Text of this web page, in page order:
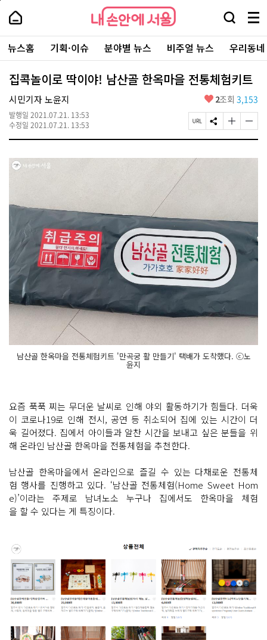
본
로
가
내
손
안
에
서
울
-
서
울
시
대
표
소
포
털
내
손
에
울
검
창
열
기
메
뉴
전
체
보
주
요
서
뉴스홈 기획·이슈 분야별 뉴스 비주얼 뉴스 우리동
집콕놀이로 딱이야! 남산골 한옥마을 전통체험키트
시민기자 노윤지
발행일 2021.07.21. 13:53
수정일 2021.07.21. 13:53
좋
요
2조회 3,153
페
이
U
S
N
공
글
자
기
기
글
자
기
남산골 한옥마을 전통체험키트 '만곡궁 활 만들기' 택배가 도착했다. ⓒ노
윤지
요즘 푹푹 찌는 무더운 날씨로 인해 야외 활동하기가 힘들다. 더욱
이 코로나19로 인해 전시, 공연 등 취소되어 집에 있는 시간이 더
욱 길어졌다. 집에서 아이들과 알찬 시간을 보내고 싶은 분들을 위
해 온라인 남산골 한옥마을 전통체험을 추천한다.
남산골 한옥마을에서 온라인으로 즐길 수 있는 다채로운 전통체
험 행사를 진행하고 있다. ‘남산골 전통체험(Home Sweet Hom
e)’이라는 주제로 남녀노소 누구나 집에서도 한옥마을 체험
을 할 수 있다는 게 특징이다.
페
상
단
로